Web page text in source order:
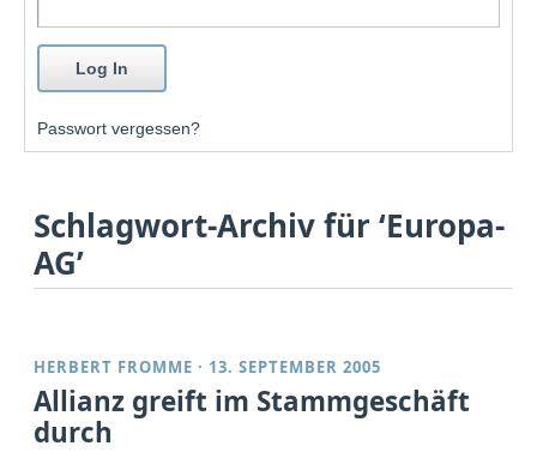
Passwort vergessen?
Schlagwort-Archiv für ‘Europa-
AG’
HERBERT FROMME · 13. SEPTEMBER 2005
Allianz greift im Stammgeschäft
durch